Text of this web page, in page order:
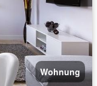
Wohnung